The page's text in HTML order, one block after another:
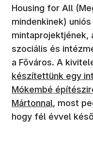
Housing for All
mindenkinek)
mintaprojektjének,
szociális és
a Főváros. A
készítettünk egy
Mókembé
Mártonnal, most
hogy fél évvel